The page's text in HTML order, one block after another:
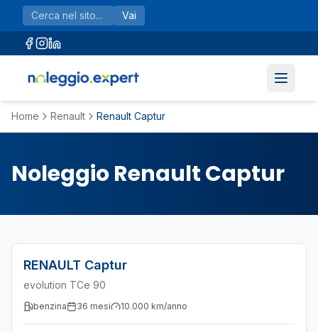
Vai al contenuto principale
Vai
Home Renault Renault Captur
Noleggio Renault Captur
RENAULT Captur
evolution TCe 90
benzina 36 mesi 10.000 km/anno